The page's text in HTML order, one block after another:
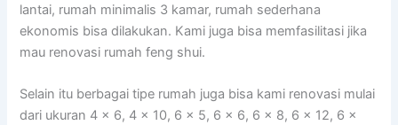
lantai, rumah minimalis 3 kamar, rumah sederhana
ekonomis bisa dilakukan. Kami juga bisa memfasilitasi jika
mau renovasi rumah feng shui.
Selain itu berbagai tipe rumah juga bisa kami renovasi mulai
dari ukuran 4 x 6, 4 x 10, 6 x 5, 6 x 6, 6 x 8, 6 x 12, 6 x